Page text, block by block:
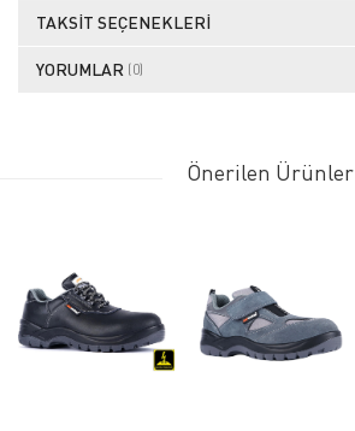
TAKSIT SEÇENEKLERI
YORUMLAR (0)
Önerilen Ürünler